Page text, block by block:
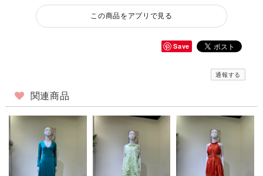
この商品をアプリで見る
Save
通報する
関連商品